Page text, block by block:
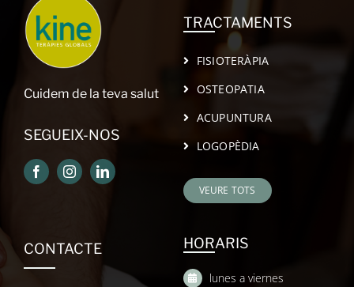
Cuidem de la teva salut
SEGUEIX-NOS
TRACTAMENTS
FISIOTERÀPIA
OSTEOPATIA
ACUPUNTURA
LOGOPÈDIA
VEURE TOTS
CONTACTE HORARIS
lunes a viernes